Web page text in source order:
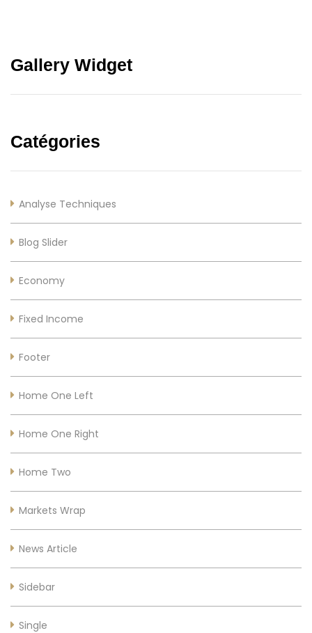
Gallery Widget
Catégories
Analyse Techniques
Blog Slider
Economy
Fixed Income
Footer
Home One Left
Home One Right
Home Two
Markets Wrap
News Article
Sidebar
Single